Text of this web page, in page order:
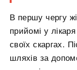
В першу чергу
прийомі у
своїх скаргах.
шляхів за